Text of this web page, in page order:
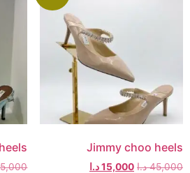
Jimmy choo heels
45,000 د.ا 15,000د.ا